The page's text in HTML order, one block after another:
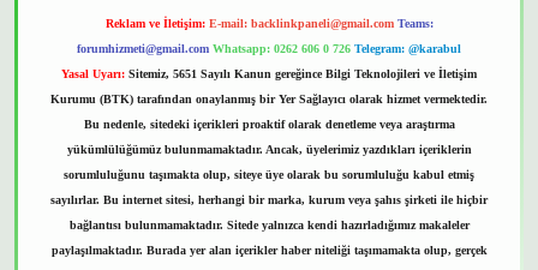
Reklam ve İletişim: E-mail: backlinkpaneli@gmail.com Teams:
forumhizmeti@gmail.com Whatsapp: 0262 606 0 726 Telegram: @karabul
Yasal Uyarı: Sitemiz, 5651 Sayılı Kanun gereğince Bilgi Teknolojileri ve İletişim
Kurumu (BTK) tarafından onaylanmış bir Yer Sağlayıcı olarak hizmet vermektedir.
Bu nedenle, sitedeki içerikleri proaktif olarak denetleme veya araştırma
yükümlülüğümüz bulunmamaktadır. Ancak, üyelerimiz yazdıkları içeriklerin
sorumluluğunu taşımakta olup, siteye üye olarak bu sorumluluğu kabul etmiş
sayılırlar. Bu internet sitesi, herhangi bir marka, kurum veya şahıs şirketi ile hiçbir
bağlantısı bulunmamaktadır. Sitede yalnızca kendi hazırladığımız makaleler
paylaşılmaktadır. Burada yer alan içerikler haber niteliği taşımamakta olup, gerçek